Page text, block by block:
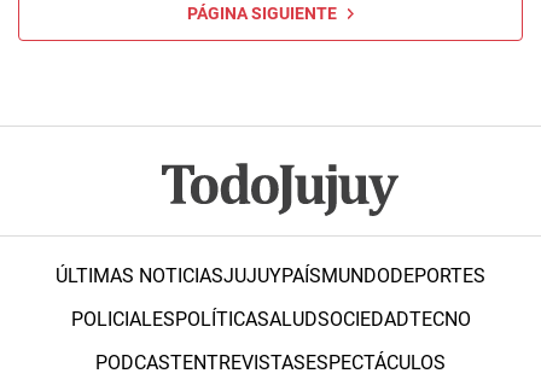
PÁGINA SIGUIENTE
ÚLTIMAS NOTICIASJUJUYPAÍSMUNDODEPORTES
POLICIALESPOLÍTICASALUDSOCIEDADTECNO
PODCASTENTREVISTASESPECTÁCULOS